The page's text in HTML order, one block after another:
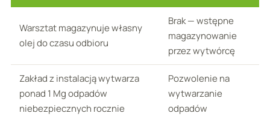
Warsztat magazynuje własny
olej do czasu odbioru
Brak — wstępne
magazynowanie
przez wytwórcę
Zakład z instalacją wytwarza
ponad 1 Mg odpadów
niebezpiecznych rocznie
Pozwolenie na
wytwarzanie
odpadów